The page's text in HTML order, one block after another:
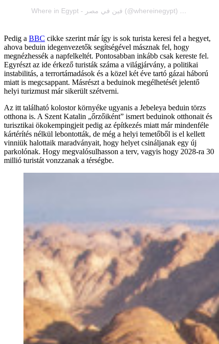
Where in Egypt - فين في مصر (@whereinegypt) által megosztott bejegyzés
Pedig a BBC cikke szerint már így is sok turista keresi fel a hegyet,
ahova beduin idegenvezetők segítségével másznak fel, hogy
megnézhessék a napfelkeltét. Pontosabban inkább csak kereste fel.
Egyrészt az ide érkező turisták száma a világjárvány, a politikai
instabilitás, a terrortámadások és a közel két éve tartó gázai háború
miatt is megcsappant. Másrészt a beduinok megélhetését jelentő
helyi turizmust már sikerült szétverni.
Az itt található kolostor környéke ugyanis a Jebeleya beduin törzs
otthona is. A Szent Katalin „őrzőiként” ismert beduinok otthonait és
turisztikai ökokempingjeit pedig az építkezés miatt már mindenféle
kártérítés nélkül lebontották, de még a helyi temetőből is el kellett
vinniük halottaik maradványait, hogy helyet csináljanak egy új
parkolónak. Hogy megvalósulhasson a terv, vagyis hogy 2028-ra 30
millió turistát vonzzanak a térségbe.